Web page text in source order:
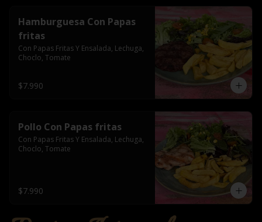
Hamburguesa Con Papas
fritas
Con Papas Fritas Y Ensalada, Lechuga,
Choclo, Tomate
$7.990
Pollo Con Papas fritas
Con Papas Fritas Y Ensalada, Lechuga,
Choclo, Tomate
$7.990